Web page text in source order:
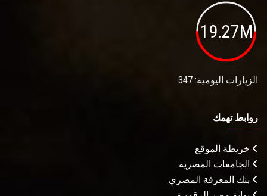
19.27M
الزيارات اليومية: 347
روابط تهمك
خريطة الموقع
الجامعات المصرية
بنك المعرفة المصري